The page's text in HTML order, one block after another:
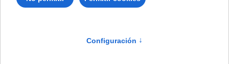
Jueves, 18 de Junio 2026 09:17